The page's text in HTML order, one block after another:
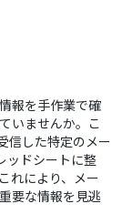
報を手作業で確
いませんか。こ
信した特定のメー
ッドシートに整
れにより、メー
要な情報を見逃